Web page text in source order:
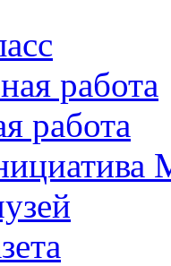
работа
работа